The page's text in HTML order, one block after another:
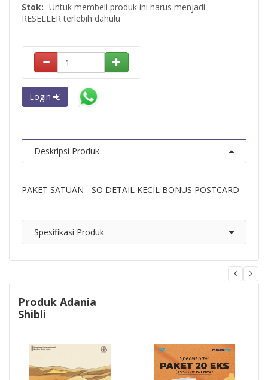
Stok: Untuk membeli produk ini harus menjadi
RESELLER terlebih dahulu
Login
Deskripsi Produk
PAKET SATUAN - SO DETAIL KECIL BONUS POSTCARD
Spesifikasi Produk
Produk Adania
Shibli